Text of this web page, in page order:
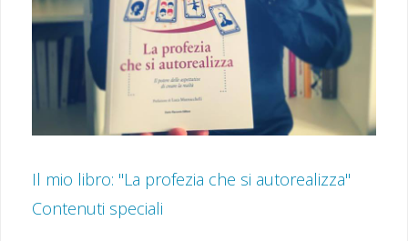
Il mio libro: "La profezia che si autorealizza"
Contenuti speciali